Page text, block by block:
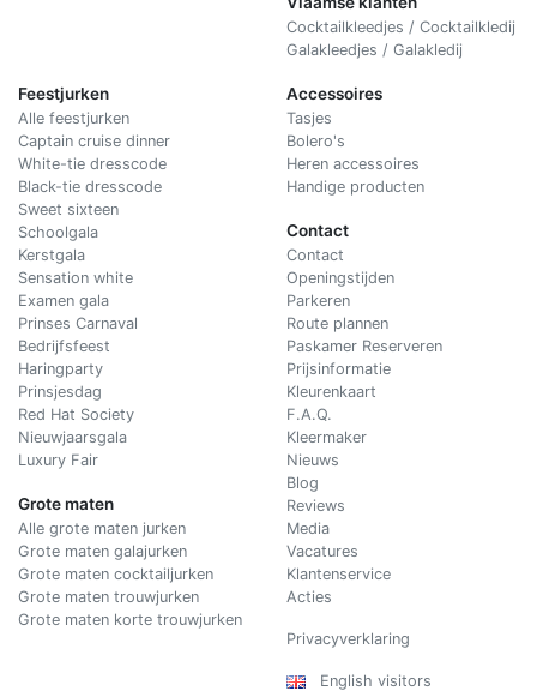
Cocktailkleedjes / Cocktailkledij
Galakleedjes / Galakledij
Feestjurken
Alle feestjurken
Captain cruise dinner
White-tie dresscode
Black-tie dresscode
Sweet sixteen
Schoolgala
Kerstgala
Sensation white
Examen gala
Prinses Carnaval
Bedrijfsfeest
Haringparty
Prinsjesdag
Red Hat Society
Nieuwjaarsgala
Luxury Fair
Grote maten
Alle grote maten jurken
Grote maten galajurken
Grote maten cocktailjurken
Grote maten trouwjurken
Grote maten korte trouwjurken
Accessoires
Tasjes
Bolero's
Heren accessoires
Handige producten
Contact
Contact
Openingstijden
Parkeren
Route plannen
Paskamer Reserveren
Prijsinformatie
Kleurenkaart
F.A.Q.
Kleermaker
Nieuws
Blog
Reviews
Media
Vacatures
Klantenservice
Acties
Privacyverklaring
English visitors